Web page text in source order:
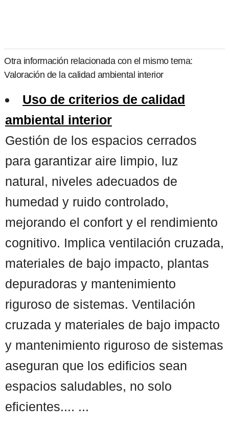
Otra información relacionada con el mismo tema:
Valoración de la calidad ambiental interior
Uso de criterios de calidad
ambiental interior
Gestión de los espacios cerrados
para garantizar aire limpio, luz
natural, niveles adecuados de
humedad y ruido controlado,
mejorando el confort y el rendimiento
cognitivo. Implica ventilación cruzada,
materiales de bajo impacto, plantas
depuradoras y mantenimiento
riguroso de sistemas. Ventilación
cruzada y materiales de bajo impacto
y mantenimiento riguroso de sistemas
aseguran que los edificios sean
espacios saludables, no solo
eficientes.... ...